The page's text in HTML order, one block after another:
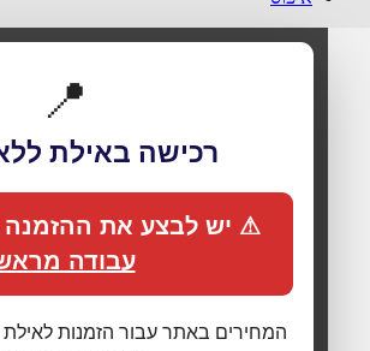
📍
רכישה באילת ללא
⚠ יש לבצע את ההזמנה
עבודה מראש
המחירים באתר עבור הזמנות לאילת